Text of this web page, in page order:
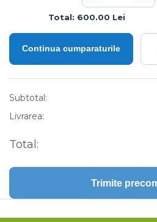
Total: 600.00 Lei
Continua cumparaturile
Subtotal:
Livrarea:
Total:
Trimite